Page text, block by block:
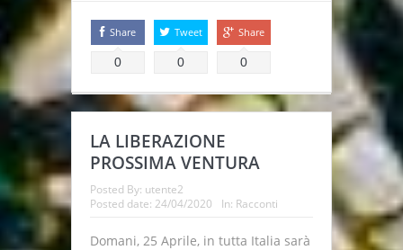
Share
0
Tweet
0
Share
0
LA LIBERAZIONE
PROSSIMA VENTURA
Posted By: utente2
Posted date: 24/04/2020 In: Racconti
Domani, 25 Aprile, in tutta Italia sarà